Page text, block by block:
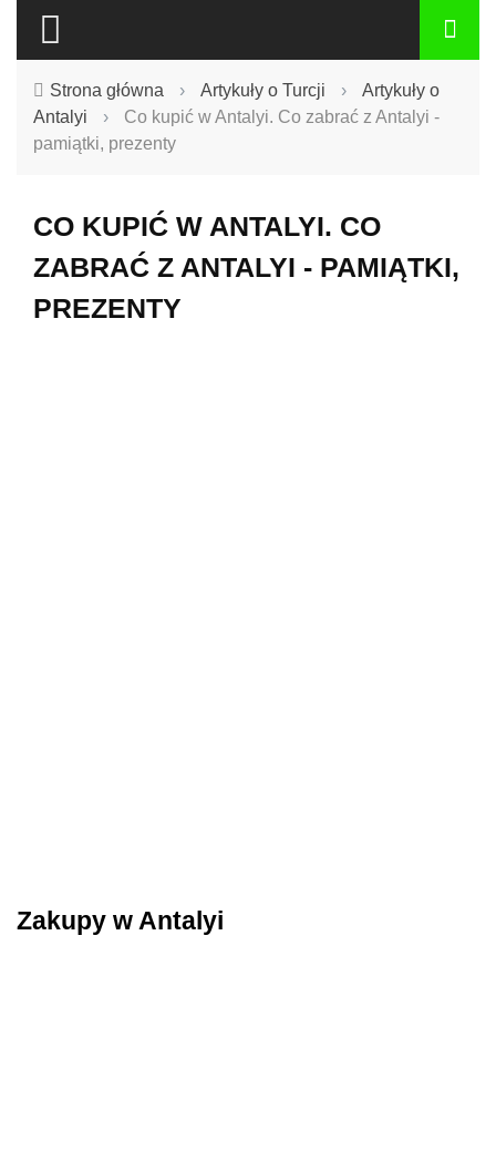
Strona główna › Artykuły o Turcji ›
Artykuły o
Antalyi
›
Co kupić w Antalyi. Co zabrać z Antalyi -
pamiątki, prezenty
CO KUPIĆ W ANTALYI. CO
ZABRAĆ Z ANTALYI - PAMIĄTKI,
PREZENTY
Zakupy w Antalyi